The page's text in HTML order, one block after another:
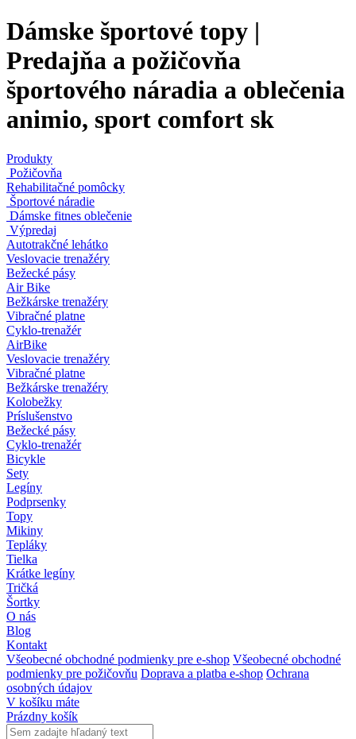
Dámske športové topy |
Predajňa a požičovňa
športového náradia a oblečenia
animio, sport comfort sk
Produkty
Požičovňa
Rehabilitačné pomôcky
Športové náradie
Dámske fitnes oblečenie
Výpredaj
Autotrakčné lehátko
Veslovacie trenažéry
Bežecké pásy
Air Bike
Bežkárske trenažéry
Vibračné platne
Cyklo-trenažér
AirBike
Veslovacie trenažéry
Vibračné platne
Bežkárske trenažéry
Kolobežky
Príslušenstvo
Bežecké pásy
Cyklo-trenažér
Bicykle
Sety
Legíny
Podprsenky
Topy
Mikiny
Tepláky
Tielka
Krátke legíny
Tričká
Šortky
O nás
Blog
Kontakt
Všeobecné obchodné podmienky pre e-shop Všeobecné obchodné
podmienky pre požičovňu Doprava a platba e-shop Ochrana
osobných údajov
V košíku máte
Prázdny košík